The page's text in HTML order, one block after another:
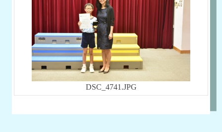
DSC_4741.JPG